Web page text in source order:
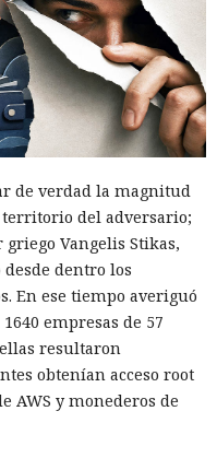
románticas y de
remotos y la gestión
de HUMAN, perfiles
rápidamente
intentaron dirigir
mensajería, y un guion
modalidad de puesta en
de gastos iniciales y
Una opción más
pero cuesta
teléfonos en la nube,
de comunicación.
grupo delictivo, sino a
de verdad la magnitud
del adversario;
Vangelis Stikas,
dentro los
En ese tiempo averiguó
empresas de 57
resultaron
obtenían acceso root
AWS y monederos de